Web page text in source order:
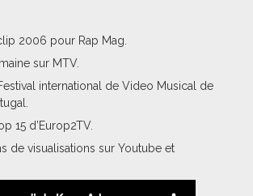
2006 pour Rap Mag.
sur MTV.
international de Video Musical de
15 d’Europ2TV.
de visualisations sur Youtube et